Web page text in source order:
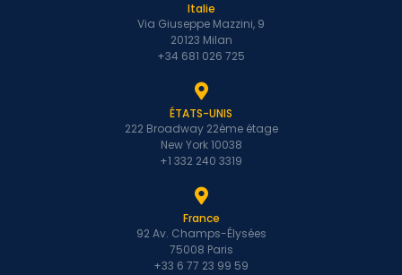
Italie
Via Giuseppe Mazzini, 9
20123 Milan
+34 681 026 725
ÉTATS-UNIS
222 Broadway 22ème étage
New York 10038
+1 332 240 3319
France
92 Av. Champs-Élysées
75008 Paris
+33 6 77 23 99 59